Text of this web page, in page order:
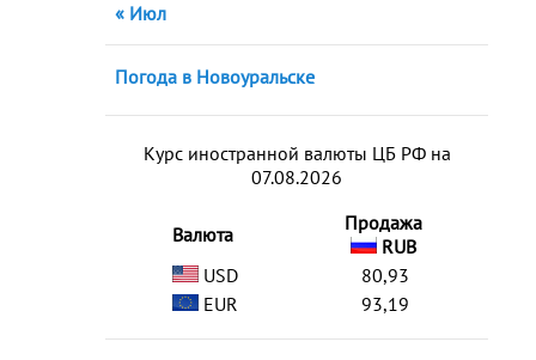
« Июл
Погода в Новоуральске
Курс иностранной валюты ЦБ РФ на
07.08.2026
Валюта
Продажа
RUB
USD
80,93
EUR
93,19